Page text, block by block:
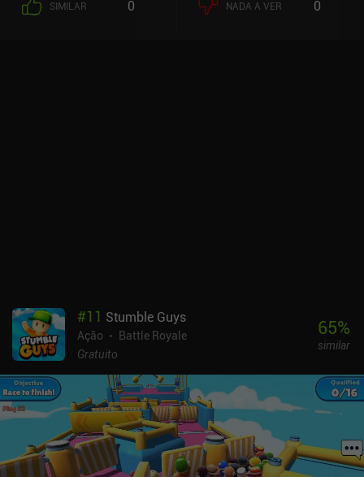
SIMILAR 0 NADA A VER 0
#11 Stumble Guys
Ação
Battle Royale
Gratuito
65%
similar